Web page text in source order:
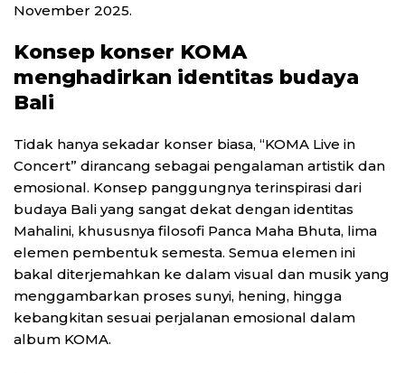
November 2025.
Konsep konser KOMA
menghadirkan identitas budaya
Bali
Tidak hanya sekadar konser biasa, “KOMA Live in
Concert” dirancang sebagai pengalaman artistik dan
emosional. Konsep panggungnya terinspirasi dari
budaya Bali yang sangat dekat dengan identitas
Mahalini, khususnya filosofi Panca Maha Bhuta, lima
elemen pembentuk semesta. Semua elemen ini
bakal diterjemahkan ke dalam visual dan musik yang
menggambarkan proses sunyi, hening, hingga
kebangkitan sesuai perjalanan emosional dalam
album KOMA.